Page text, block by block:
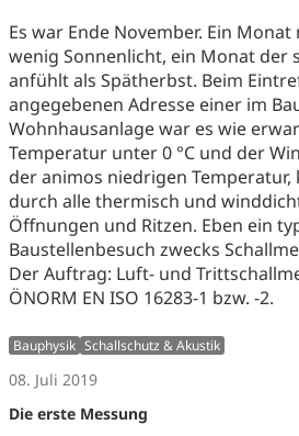
Es war Ende November. Ein
wenig Sonnenlicht, ein Monat der
anfühlt als Spätherbst. Beim
angegebenen Adresse einer im
Wohnhausanlage war es wie
Temperatur unter 0 °C und der
der animos niedrigen
durch alle thermisch und
Öffnungen und Ritzen. Eben ein
Baustellenbesuch zwecks
Der Auftrag: Luft- und
ÖNORM EN ISO 16283-1 bzw. -2.
Bauphysik Schallschutz & Akustik
08. Juli 2019
Die erste Messung